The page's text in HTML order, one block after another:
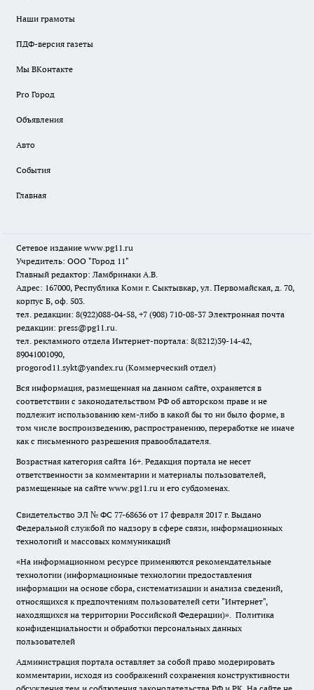
Наши грамоты
ПДФ-версия газеты
Мы ВКонтакте
Pro Город
Объявления
Авто
События
Главная
Сетевое издание www.pg11.ru
Учредитель: ООО "Город 11"
Главный редактор: Ламбринаки А.В.
Адрес: 167000, Республика Коми г. Сыктывкар, ул. Первомайская, д. 70,
корпус Б, оф. 503.
тел. редакции: 8(922)088-04-58, +7 (908) 710-08-37 Электронная почта
редакции: press@pg11.ru.
тел. рекламного отдела Интернет-портала: 8(8212)39-14-42,
89041001090,
progorod11.sykt@yandex.ru (Коммерческий отдел)
Вся информация, размещенная на данном сайте, охраняется в
соответствии с законодательством РФ об авторском праве и не
подлежит использованию кем-либо в какой бы то ни было форме, в
том числе воспроизведению, распространению, переработке не иначе
как с письменного разрешения правообладателя.
Возрастная категория сайта 16+. Редакция портала не несет
ответственности за комментарии и материалы пользователей,
размещенные на сайте www.pg11.ru и его субдоменах.
Свидетельство ЭЛ № ФС 77-68636 от 17 февраля 2017 г. Выдано
Федеральной службой по надзору в сфере связи, информационных
технологий и массовых коммуникаций
«На информационном ресурсе применяются рекомендательные
технологии (информационные технологии предоставления
информации на основе сбора, систематизации и анализа сведений,
относящихся к предпочтениям пользователей сети "Интернет",
находящихся на территории Российской Федерации)». Политика
конфиденциальности и обработки персональных данных
пользователей
Администрация портала оставляет за собой право модерировать
комментарии, исходя из соображений сохранения конструктивности